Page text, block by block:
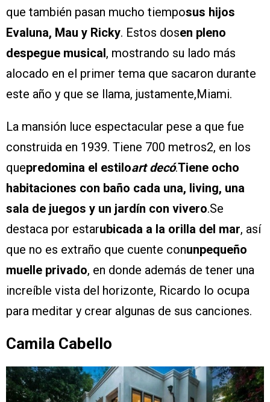
que también pasan mucho tiemposus hijos
Evaluna, Mau y Ricky. Estos dosen pleno
despegue musical, mostrando su lado más
alocado en el primer tema que sacaron durante
este año y que se llama, justamente,Miami.
La mansión luce espectacular pese a que fue
construida en 1939. Tiene 700 metros2, en los
quepredomina el estiloart decó.Tiene ocho
habitaciones con baño cada una, living, una
sala de juegos y un jardín con vivero.Se
destaca por estarubicada a la orilla del mar, así
que no es extraño que cuente conunpequeño
muelle privado, en donde además de tener una
increíble vista del horizonte, Ricardo lo ocupa
para meditar y crear algunas de sus canciones.
Camila Cabello